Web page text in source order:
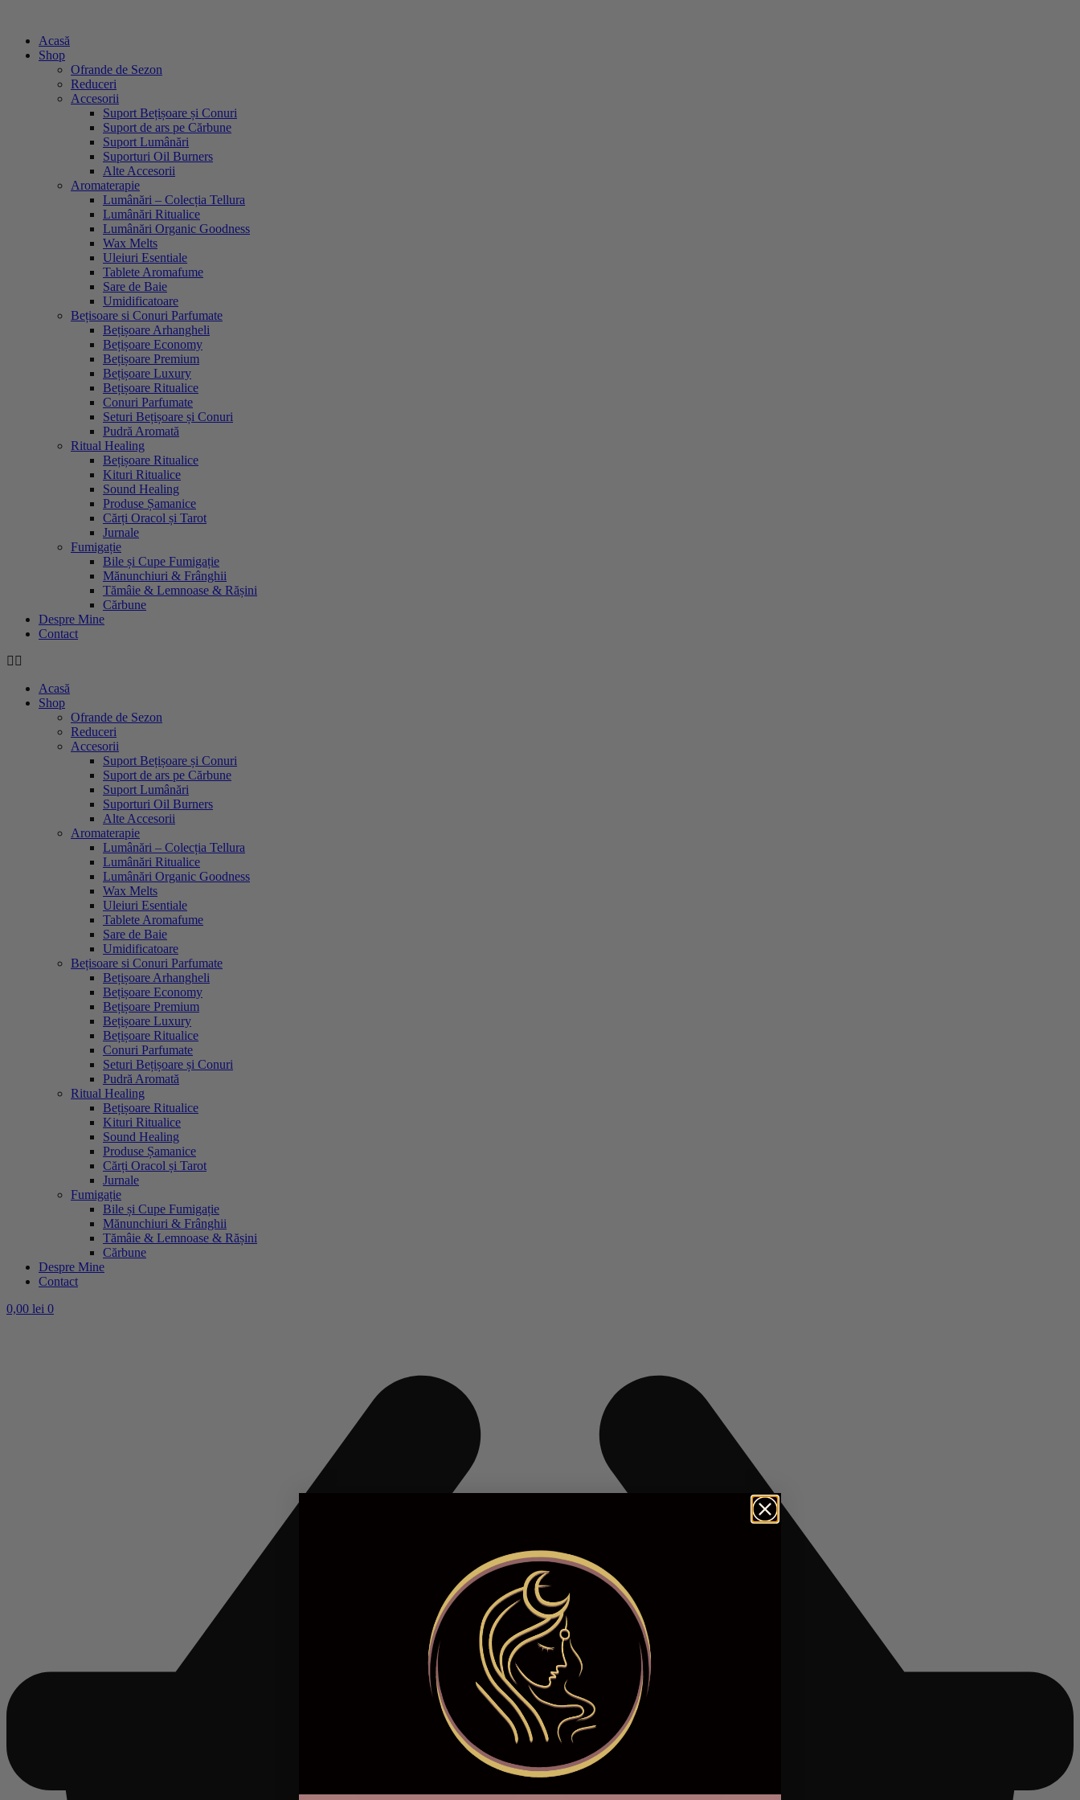
conținutAcasă
Shop
Ofrande de Sezon
Reduceri
Accesorii
Suport Bețișoare și Conuri
Suport de ars pe Cărbune
Suport Lumânări
Suporturi Oil Burners
Alte Accesorii
Aromaterapie
Lumânări – Colecția Tellura
Lumânări Ritualice
Lumânări Organic Goodness
Wax Melts
Uleiuri Esentiale
Tablete Aromafume
Sare de Baie
Umidificatoare
Bețisoare si Conuri Parfumate
Bețișoare Arhangheli
Bețișoare Economy
Bețișoare Premium
Bețișoare Luxury
Bețișoare Ritualice
Conuri Parfumate
Seturi Bețișoare și Conuri
Pudră Aromată
Ritual Healing
Bețișoare Ritualice
Kituri Ritualice
Sound Healing
Produse Șamanice
Cărți Oracol și Tarot
Jurnale
Fumigație
Bile și Cupe Fumigație
Mănunchiuri & Frânghii
Tămâie & Lemnoase & Rășini
Cărbune
Despre Mine
Contact
Acasă
Shop
Ofrande de Sezon
Reduceri
Accesorii
Suport Bețișoare și Conuri
Suport de ars pe Cărbune
Suport Lumânări
Suporturi Oil Burners
Alte Accesorii
Aromaterapie
Lumânări – Colecția Tellura
Lumânări Ritualice
Lumânări Organic Goodness
Wax Melts
Uleiuri Esentiale
Tablete Aromafume
Sare de Baie
Umidificatoare
Bețisoare si Conuri Parfumate
Bețișoare Arhangheli
Bețișoare Economy
Bețișoare Premium
Bețișoare Luxury
Bețișoare Ritualice
Conuri Parfumate
Seturi Bețișoare și Conuri
Pudră Aromată
Ritual Healing
Bețișoare Ritualice
Kituri Ritualice
Sound Healing
Produse Șamanice
Cărți Oracol și Tarot
Jurnale
Fumigație
Bile și Cupe Fumigație
Mănunchiuri & Frânghii
Tămâie & Lemnoase & Rășini
Cărbune
Despre Mine
Contact
0,00 lei 0